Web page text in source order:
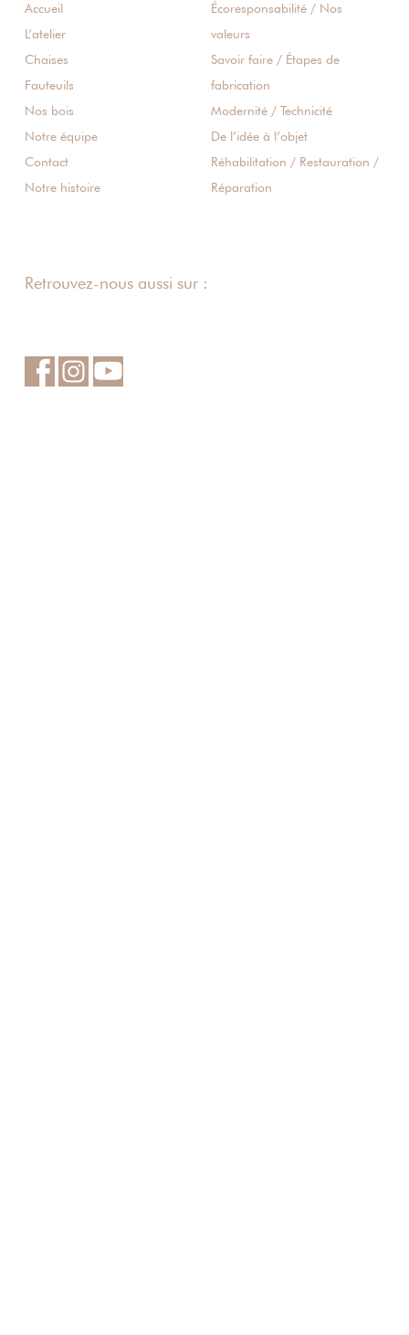
Accueil
L’atelier
Chaises
Fauteuils
Nos bois
Notre équipe
Contact
Notre histoire
Écoresponsabilité / Nos
valeurs
Savoir faire / Étapes de
fabrication
Modernité / Technicité
De l’idée à l’objet
Réhabilitation / Restauration /
Réparation
Retrouvez-nous aussi sur :